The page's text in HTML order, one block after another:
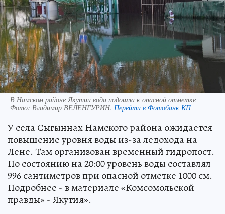
В Намском районе Якутии вода подошла к опасной отметке
Фото: Владимир ВЕЛЕНГУРИН. Перейти в Фотобанк КП
У села Сыгыннах Намского района ожидается
повышение уровня воды из-за ледохода на
Лене. Там организован временный гидропост.
По состоянию на 20:00 уровень воды составлял
996 сантиметров при опасной отметке 1000 см.
Подробнее - в материале «Комсомольской
правды» - Якутия».